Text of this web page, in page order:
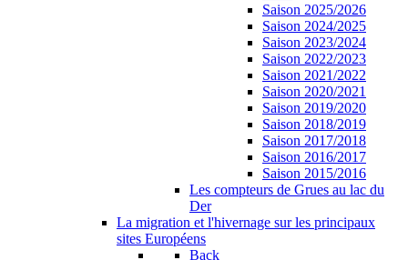
Saison 2025/2026
Saison 2024/2025
Saison 2023/2024
Saison 2022/2023
Saison 2021/2022
Saison 2020/2021
Saison 2019/2020
Saison 2018/2019
Saison 2017/2018
Saison 2016/2017
Saison 2015/2016
Les compteurs de Grues au lac du
Der
La migration et l'hivernage sur les principaux
sites Européens
Back